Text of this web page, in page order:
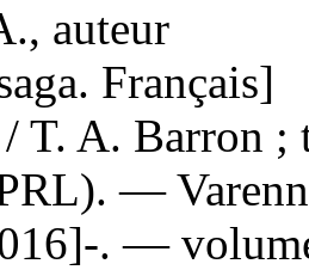
auteur
Français]
/ T. A. Barron ;
—
. —